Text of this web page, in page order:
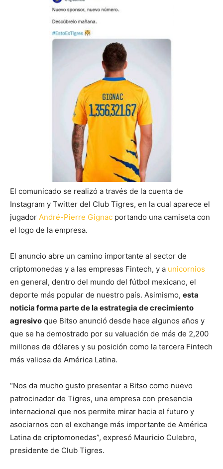
El comunicado se realizó a través de la cuenta de
Instagram y Twitter del Club Tigres, en la cual aparece el
jugador André-Pierre Gignac portando una camiseta con
el logo de la empresa.
El anuncio abre un camino importante al sector de
criptomonedas y a las empresas Fintech, y a unicornios
en general, dentro del mundo del fútbol mexicano, el
deporte más popular de nuestro país. Asimismo, esta
noticia forma parte de la estrategia de crecimiento
agresivo que Bitso anunció desde hace algunos años y
que se ha demostrado por su valuación de más de 2,200
millones de dólares y su posición como la tercera Fintech
más valiosa de América Latina.
“Nos da mucho gusto presentar a Bitso como nuevo
patrocinador de Tigres, una empresa con presencia
internacional que nos permite mirar hacia el futuro y
asociarnos con el exchange más importante de América
Latina de criptomonedas”, expresó Mauricio Culebro,
presidente de Club Tigres.